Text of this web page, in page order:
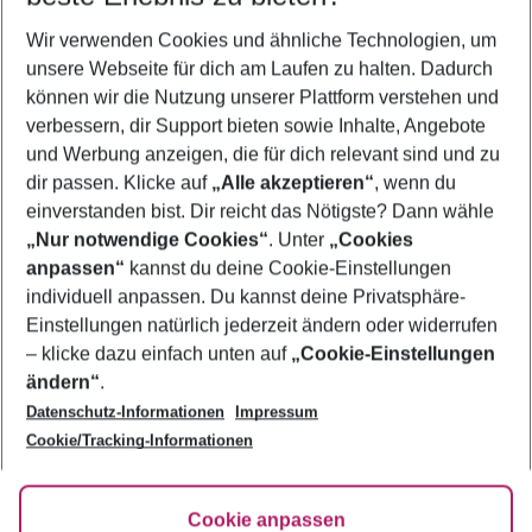
2 Erwachsene Keine Kinder
Mehr Filter anzeigen
Footer
Footer navigation
Über uns
AGB
Bestpreisgarantie
Cookie-Einstellungen ändern
Cookie-Richtlinie
Agenturbetreuung
Barrierefreies Reisen
FAQ
HanseMerkur Reiseversicherung
Folge uns
Wir verwenden Cookies und ähnliche Technologien, um
unsere Webseite für dich am Laufen zu halten. Dadurch
können wir die Nutzung unserer Plattform verstehen und
verbessern, dir Support bieten sowie Inhalte, Angebote
und Werbung anzeigen, die für dich relevant sind und zu
dir passen. Klicke auf „Alle akzeptieren“, wenn du
einverstanden bist. Dir reicht das Nötigste? Dann wähle
„Nur notwendige Cookies“. Unter „Cookies
anpassen“ kannst du deine Cookie-Einstellungen
individuell anpassen. Du kannst deine Privatsphäre-
Einstellungen natürlich jederzeit ändern oder widerrufen
– klicke dazu einfach unten auf „Cookie-Einstellungen
ändern“.
Datenschutz-Informationen
Impressum
Cookie/Tracking-Informationen
Cookie anpassen